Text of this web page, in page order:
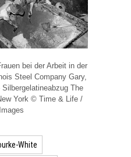
bei der Arbeit in der
Steel Company Gary,
Silbergelatineabzug The
York © Time & Life /
White